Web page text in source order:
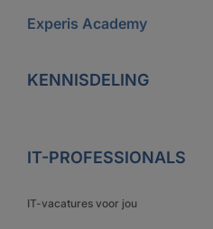
Experis Academy
KENNISDELING
IT-PROFESSIONALS
IT-vacatures voor jou